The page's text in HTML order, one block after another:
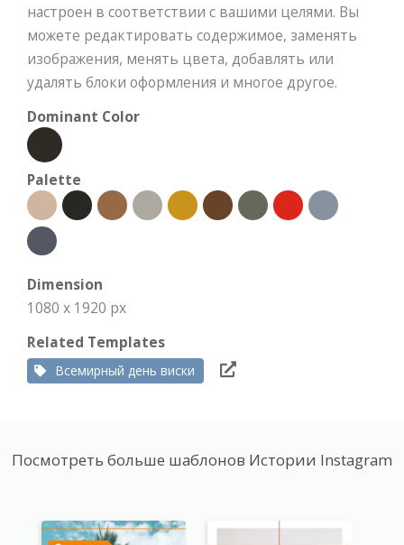
настроен в соответствии с вашими целями. Вы
можете редактировать содержимое, заменять
изображения, менять цвета, добавлять или
удалять блоки оформления и многое другое.
Dominant Color
Palette
Dimension
1080 x 1920 px
Related Templates
Всемирный день виски
Посмотреть больше шаблонов Истории Instagram